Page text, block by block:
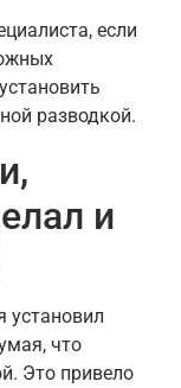
если
разводкой.
и
установил
что
Это привело